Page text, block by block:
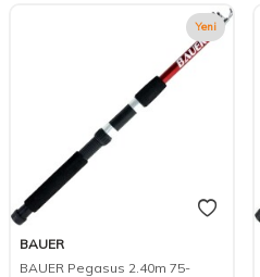
Yeni
BAUER
BAUER Pegasus 2.40m 75-